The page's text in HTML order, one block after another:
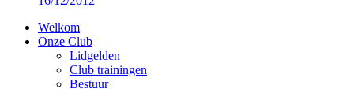
Welkom
Onze Club
Lidgelden
Club trainingen
Bestuur